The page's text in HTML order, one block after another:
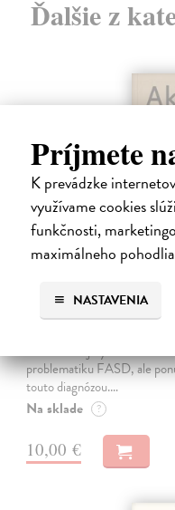
Príjmete
K prevádzke
využívame cookies
funkčnosti,
maximálneho
NASTAVENIA
Ďalšie z
Ako byť
Brown Julia, Mather Mary
problematiku FASD, ale
touto diagnózou.…
Na sklade ?
10,00 €